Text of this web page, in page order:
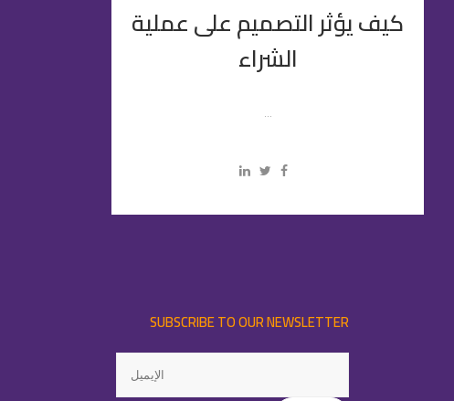
كيف يؤثر التصميم على عملية
الشراء
...
SUBSCRIBE TO OUR NEWSLETTER